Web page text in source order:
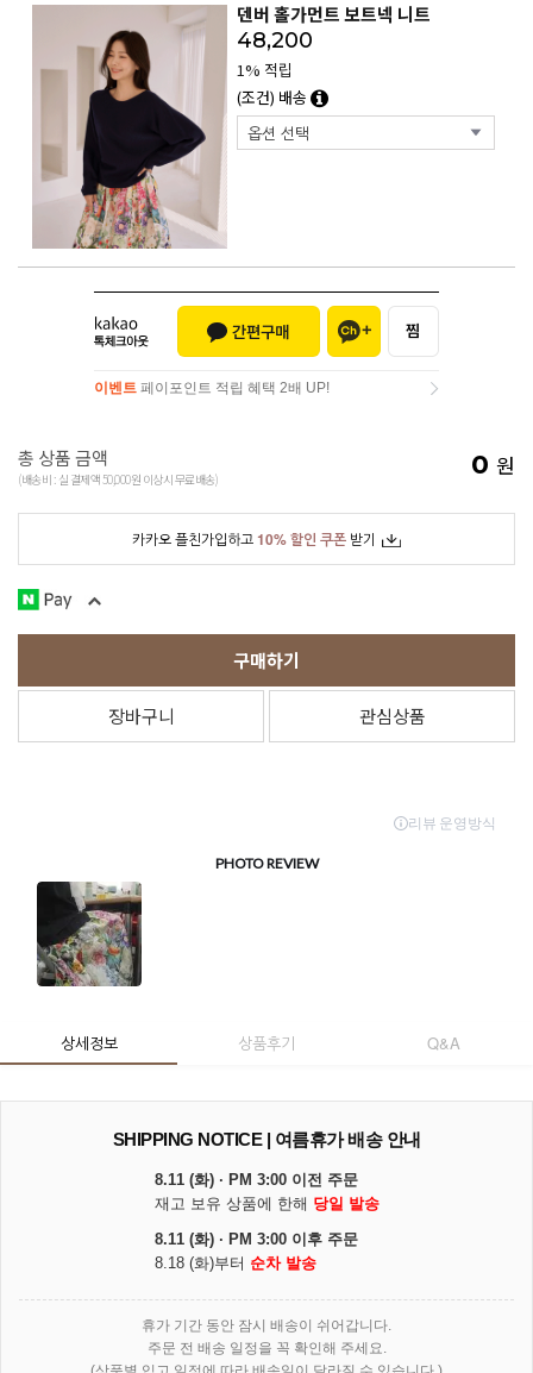
덴버 홀가먼트 보트넥 니트
48,200
1% 적립
(조건) 배송
이벤트 페이포인트 적립 혜택 2배 UP!
총 상품 금액
(배송비 : 실 결제액 50,000원 이상시 무료배송) 0 원
카카오 플친가입하고10% 할인 쿠폰 받기
구매하기
장바구니 관심상품
상세정보 상품후기 Q&A
SHIPPING NOTICE | 여름휴가 배송 안내
8.11 (화) · PM 3:00 이전 주문
재고 보유 상품에 한해 당일 발송
8.11 (화) · PM 3:00 이후 주문
8.18 (화)부터 순차 발송
휴가 기간 동안 잠시 배송이 쉬어갑니다.
주문 전 배송 일정을 꼭 확인해 주세요.